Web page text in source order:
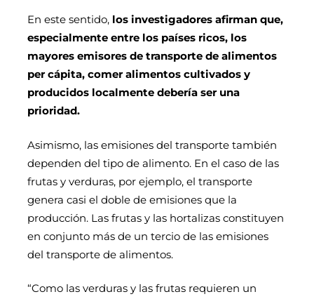
En este sentido, los investigadores afirman que,
especialmente entre los países ricos, los
mayores emisores de transporte de alimentos
per cápita, comer alimentos cultivados y
producidos localmente debería ser una
prioridad.
Asimismo, las emisiones del transporte también
dependen del tipo de alimento. En el caso de las
frutas y verduras, por ejemplo, el transporte
genera casi el doble de emisiones que la
producción. Las frutas y las hortalizas constituyen
en conjunto más de un tercio de las emisiones
del transporte de alimentos.
“Como las verduras y las frutas requieren un